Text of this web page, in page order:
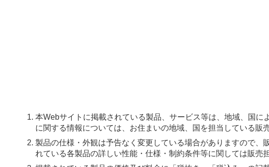
本Webサイトに掲載されている製品、サービス等は、地域、国
に関する情報については、お住まいの地域、国を担当している販
製品の仕様・外観は予告なく変更している場合がありますので
れている各製品の詳しい性能・仕様・制約条件等に関しては販売